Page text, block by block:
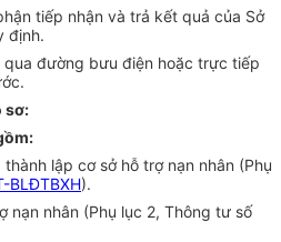
tiếp nhận và trả kết quả của Sở
định.
qua đường bưu điện hoặc trực tiếp
sơ:
lập cơ sở hỗ trợ nạn nhân (Phụ
BLĐTBXH).
nạn nhân (Phụ lục 2, Thông tư số